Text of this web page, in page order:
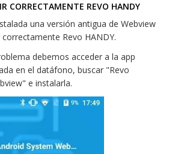
CORRECTAMENTE REVO HANDY
una versión antigua de Webview
Revo HANDY.
debemos acceder a la app
en el datáfono, buscar "Revo
e instalarla.